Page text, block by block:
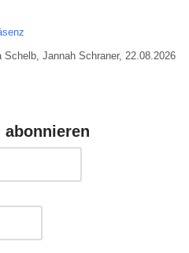
Schelb, Jannah Schraner, 22.08.2026